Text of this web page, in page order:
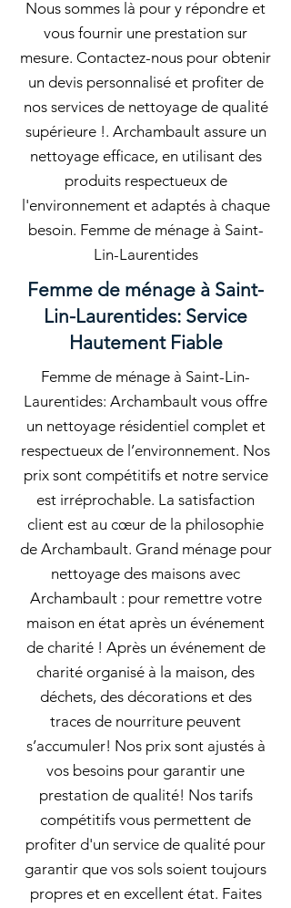
Nous sommes là pour y répondre et
vous fournir une prestation sur
mesure. Contactez-nous pour obtenir
un devis personnalisé et profiter de
nos services de nettoyage de qualité
supérieure !. Archambault assure un
nettoyage efficace, en utilisant des
produits respectueux de
l'environnement et adaptés à chaque
besoin. Femme de ménage à Saint-
Lin-Laurentides
Femme de ménage à Saint-
Lin-Laurentides: Service
Hautement Fiable
Femme de ménage à Saint-Lin-
Laurentides: Archambault vous offre
un nettoyage résidentiel complet et
respectueux de l’environnement. Nos
prix sont compétitifs et notre service
est irréprochable. La satisfaction
client est au cœur de la philosophie
de Archambault. Grand ménage pour
nettoyage des maisons avec
Archambault : pour remettre votre
maison en état après un événement
de charité ! Après un événement de
charité organisé à la maison, des
déchets, des décorations et des
traces de nourriture peuvent
s’accumuler! Nos prix sont ajustés à
vos besoins pour garantir une
prestation de qualité! Nos tarifs
compétitifs vous permettent de
profiter d'un service de qualité pour
garantir que vos sols soient toujours
propres et en excellent état. Faites